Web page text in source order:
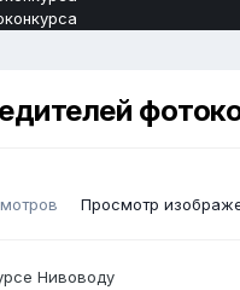
Просмотр
Нивоводу